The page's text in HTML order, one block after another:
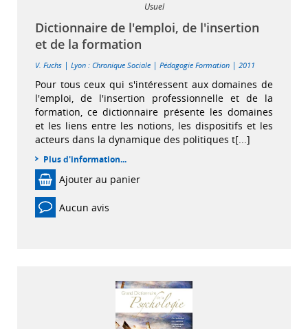
Usuel
Dictionnaire de l'emploi, de l'insertion
et de la formation
V. Fuchs | Lyon : Chronique Sociale | Pédagogie Formation | 2011
Pour tous ceux qui s'intéressent aux domaines de
l'emploi, de l'insertion professionnelle et de la
formation, ce dictionnaire présente les domaines
et les liens entre les notions, les dispositifs et les
acteurs dans la dynamique des politiques t[...]
Plus d'information...
Ajouter au panier
Aucun avis